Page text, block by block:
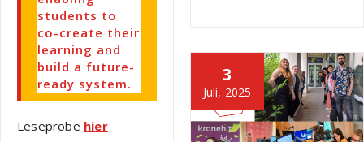
students to
co-create their
learning and
build a future-
ready system.
Leseprobe hier
3
Juli, 2025